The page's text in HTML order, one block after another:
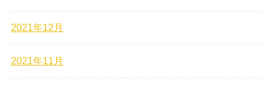
2021年12月
2021年11月